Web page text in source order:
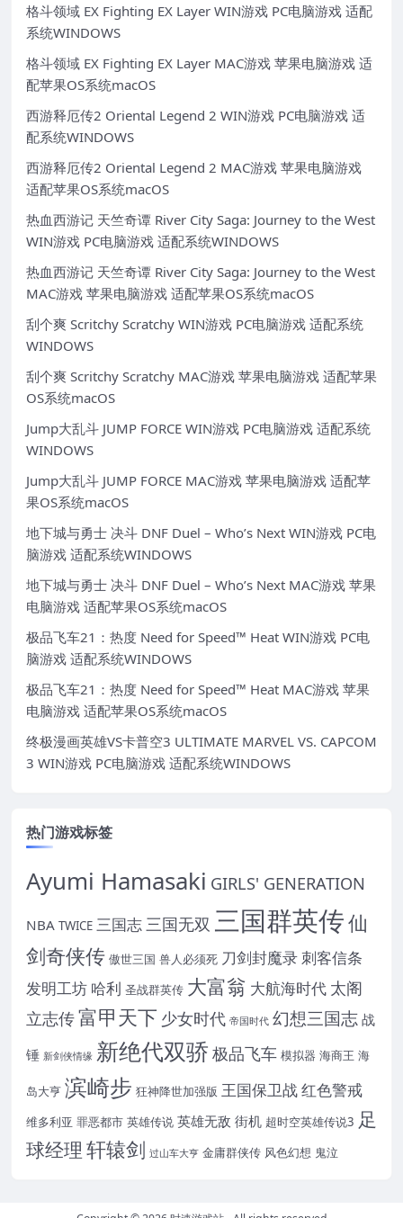
格斗领域 EX Fighting EX Layer WIN游戏 PC电脑游戏 适配
系统WINDOWS
格斗领域 EX Fighting EX Layer MAC游戏 苹果电脑游戏 适
配苹果OS系统macOS
西游释厄传2 Oriental Legend 2 WIN游戏 PC电脑游戏 适
配系统WINDOWS
西游释厄传2 Oriental Legend 2 MAC游戏 苹果电脑游戏
适配苹果OS系统macOS
热血西游记 天竺奇谭 River City Saga: Journey to the West
WIN游戏 PC电脑游戏 适配系统WINDOWS
热血西游记 天竺奇谭 River City Saga: Journey to the West
MAC游戏 苹果电脑游戏 适配苹果OS系统macOS
刮个爽 Scritchy Scratchy WIN游戏 PC电脑游戏 适配系统
WINDOWS
刮个爽 Scritchy Scratchy MAC游戏 苹果电脑游戏 适配苹果
OS系统macOS
Jump大乱斗 JUMP FORCE WIN游戏 PC电脑游戏 适配系统
WINDOWS
Jump大乱斗 JUMP FORCE MAC游戏 苹果电脑游戏 适配苹
果OS系统macOS
地下城与勇士 决斗 DNF Duel – Who’s Next WIN游戏 PC电
脑游戏 适配系统WINDOWS
地下城与勇士 决斗 DNF Duel – Who’s Next MAC游戏 苹果
电脑游戏 适配苹果OS系统macOS
极品飞车21：热度 Need for Speed™ Heat WIN游戏 PC电
脑游戏 适配系统WINDOWS
极品飞车21：热度 Need for Speed™ Heat MAC游戏 苹果
电脑游戏 适配苹果OS系统macOS
终极漫画英雄VS卡普空3 ULTIMATE MARVEL VS. CAPCOM
3 WIN游戏 PC电脑游戏 适配系统WINDOWS
热门游戏标签
Ayumi Hamasaki GIRLS' GENERATION
NBA TWICE 三国志 三国无双 三国群英传仙
剑奇侠传 傲世三国 兽人必须死 刀剑封魔录刺客信条
发明工坊 哈利 圣战群英传 大富翁 大航海时代 太阁
立志传富甲天下 少女时代 帝国时代 幻想三国志 战
锤 新剑侠情缘 新绝代双骄 极品飞车 模拟器 海商王 海
岛大亨 滨崎步 狂神降世加强版 王国保卫战红色警戒
维多利亚 罪恶都市 英雄传说 英雄无敌 街机 超时空英雄传说3 足
球经理 轩辕剑 过山车大亨 金庸群侠传 风色幻想 鬼泣